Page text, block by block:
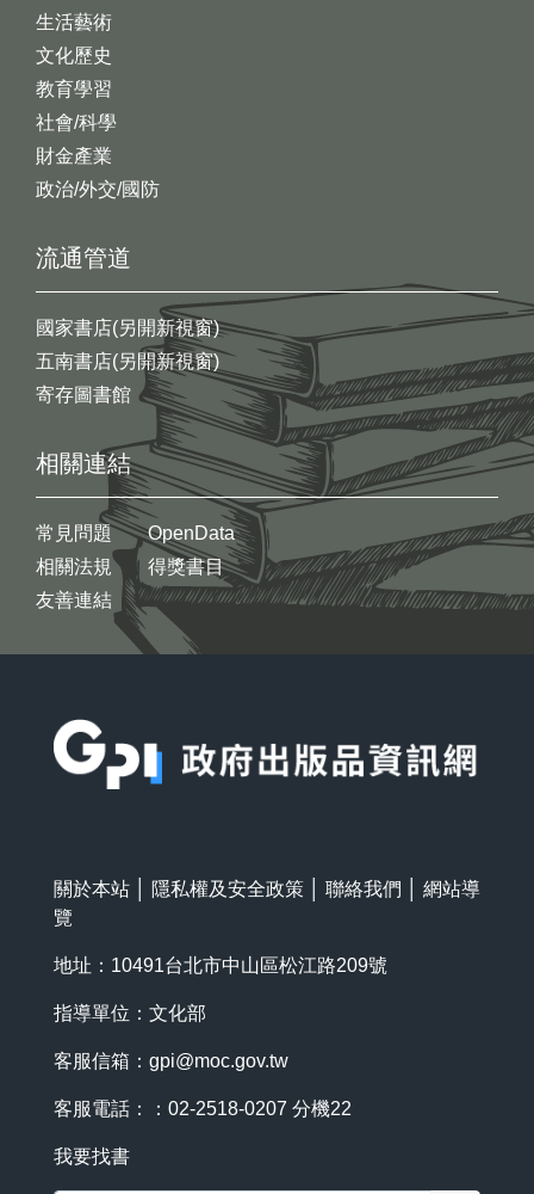
生活藝術
文化歷史
教育學習
社會/科學
財金產業
政治/外交/國防
流通管道
國家書店(另開新視窗)
五南書店(另開新視窗)
寄存圖書館
相關連結
常見問題
相關法規
友善連結
OpenData
得獎書目
關於本站 隱私權及安全政策 聯絡我們
網站導
覽
地址：10491台北市中山區松江路209號
指導單位：文化部
客服信箱： gpi@moc.gov.tw
客服電話：：02-2518-0207 分機22
我要找書